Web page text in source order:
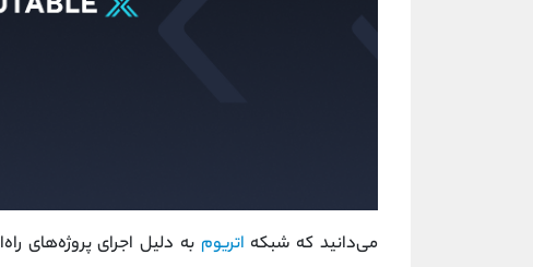
می‌دانید که شبکه اتریوم به دلیل اجرای پروژه‌های